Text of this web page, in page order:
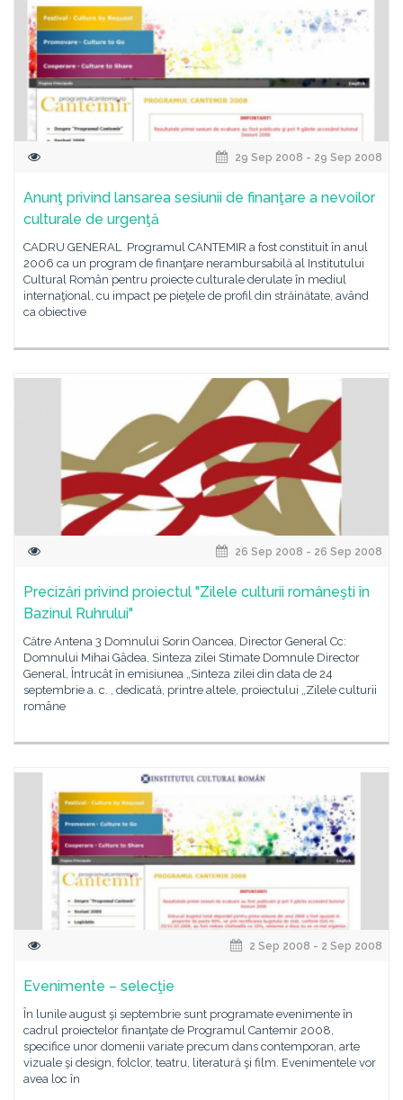
29 Sep 2008 - 29 Sep 2008
Anunţ privind lansarea sesiunii de finanţare a nevoilor
culturale de urgenţă
CADRU GENERAL Programul CANTEMIR a fost constituit în anul
2006 ca un program de finanţare nerambursabilă al Institutului
Cultural Român pentru proiecte culturale derulate în mediul
internaţional, cu impact pe pieţele de profil din străinătate, având
ca obiective
26 Sep 2008 - 26 Sep 2008
Precizări privind proiectul "Zilele culturii româneşti în
Bazinul Ruhrului"
Către Antena 3 Domnului Sorin Oancea, Director General Cc:
Domnului Mihai Gâdea, Sinteza zilei Stimate Domnule Director
General, Întrucât în emisiunea „Sinteza zilei din data de 24
septembrie a. c. , dedicată, printre altele, proiectului „Zilele culturii
române
2 Sep 2008 - 2 Sep 2008
Evenimente – selecţie
În lunile august şi septembrie sunt programate evenimente în
cadrul proiectelor finanţate de Programul Cantemir 2008,
specifice unor domenii variate precum dans contemporan, arte
vizuale şi design, folclor, teatru, literatură şi film. Evenimentele vor
avea loc în